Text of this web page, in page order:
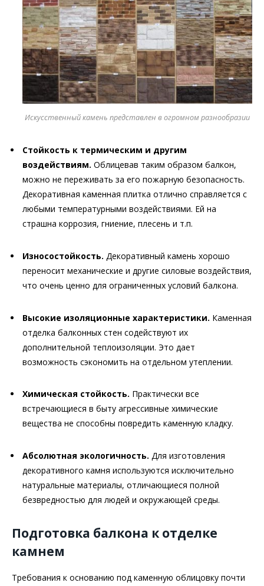
Искусственный камень представлен в огромном разнообразии
Стойкость к термическим и другим
воздействиям. Облицевав таким образом балкон,
можно не переживать за его пожарную безопасность.
Декоративная каменная плитка отлично справляется с
любыми температурными воздействиями. Ей на
страшна коррозия, гниение, плесень и т.п.
Износостойкость. Декоративный камень хорошо
переносит механические и другие силовые воздействия,
что очень ценно для ограниченных условий балкона.
Высокие изоляционные характеристики. Каменная
отделка балконных стен содействуют их
дополнительной теплоизоляции. Это дает
возможность сэкономить на отдельном утеплении.
Химическая стойкость. Практически все
встречающиеся в быту агрессивные химические
вещества не способны повредить каменную кладку.
Абсолютная экологичность. Для изготовления
декоративного камня используются исключительно
натуральные материалы, отличающиеся полной
безвредностью для людей и окружающей среды.
Подготовка балкона к отделке
камнем
Требования к основанию под каменную облицовку почти